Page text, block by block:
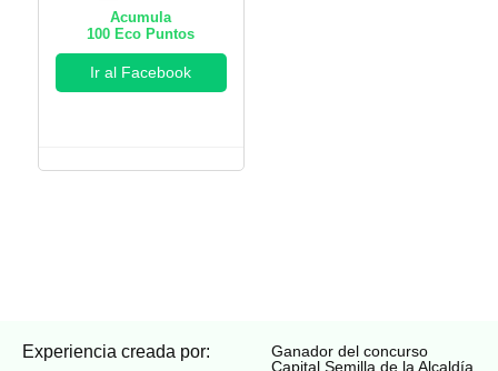
Acumula
100 Eco Puntos
Ir al Facebook
Experiencia creada por:
Ganador del concurso
Capital Semilla de la Alcaldía